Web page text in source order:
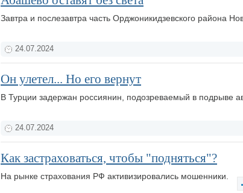
Завтра и послезавтра часть Орджоникидзевского района
24.07.2024
Он улетел... Но его вернут
В Турции задержан россиянин, подозреваемый в подрыве
24.07.2024
Как застраховаться, чтобы "подняться"?
На рынке страхования РФ активизировались мошенники.